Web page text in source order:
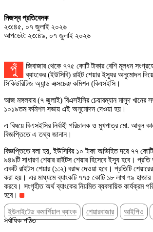
নিজস্ব প্রতিবেদক
২৩:৪৫, ০৭ জুলাই ২০২৬
আপডেট: ২৩:৪৯, ০৭ জুলাই ২০২৬
পুঁজিবাজার থেকে ৭৭৫ কোটি টাকার বেশি মূলধন সংগ্রহে ইউনাইটেড কমার্শিয়াল
ব্যাংকের (ইউসিবি) রাইট শেয়ার ইস্যুর অনুমোদন
সিকিউরিটিজ অ্যান্ড এক্সচেঞ্জ কমিশন (বিএসইসি।
আজ মঙ্গলবার (৭ জুলাই) বিএসইসির চেয়ারম্যান মাসুদ খানের
১০১৯তম কমিশন সভায় এই অনুমোদন দেওয়া হয়।
এ বিষয়ে বিএসইসির নির্বাহী পরিচালক ও মুখপাত্র মো. আবুল
বিজ্ঞপ্তিতে এ তথ্য জানান।
বিজ্ঞপ্তিতে বলা হয়, ইউসিবির ১০ টাকা অভিহিত দরে ৭৭
৯৪৯টি সাধারণ শেয়ার রাইটস শেয়ার হিসেবে ইস্যু হবে। প্রতি
একটি রাইটস শেয়ার (১:২) বরাদ্দ দেওয়া হবে। প্রতিটি
করা হয়। এর মাধ্যমে ব্যাংকটি ৭৭৫ কোটি ১৮ লাখ ৭৯
করবে। সংগৃহীত অর্থ ব্যাংকের নিয়মিত ব্যবসায়িক কার্যক্রম
হবে।
ইউনাইটেড কমার্শিয়াল ব্যাংক
শেয়ারবাজার আইপিও
সর্বাধিক পঠিত